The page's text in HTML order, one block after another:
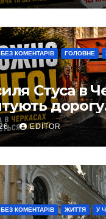
понад
стоїть над
БЕЗ КОМЕНТАРІВ ГОЛОВНЕ
Стуса в
ведуться на
Івана
Надпільної
EDITOR
БЕЗ КОМЕНТАРІВ ЖИТТЯ У